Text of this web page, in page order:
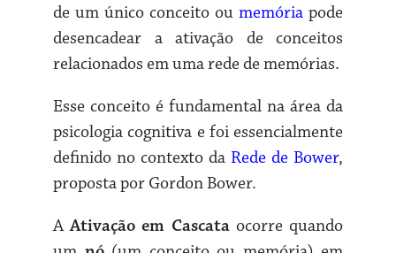
de um único conceito ou memória pode
desencadear a ativação de conceitos
relacionados em uma rede de memórias.
Esse conceito é fundamental na área da
psicologia cognitiva e foi essencialmente
definido no contexto da Rede de Bower,
proposta por Gordon Bower.
AAtivação em Cascataocorre quando